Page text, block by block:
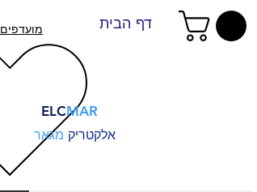
מועדפים דף הבית
ELCMAR
אלקטריק מגאר